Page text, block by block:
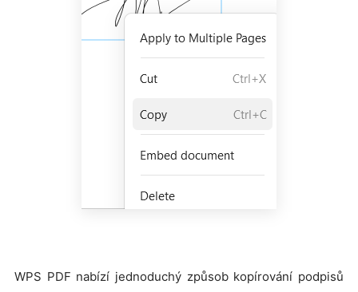
WPS PDF nabízí jednoduchý způsob kopírování podpisů